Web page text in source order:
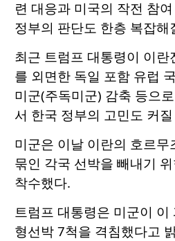
련 대응과 미국의 작전 참
정부의 판단도 한층 복잡해
최근 트럼프 대통령이 이란
를 외면한 독일 포함 유럽
미군(주독미군) 감축 등으
서 한국 정부의 고민도 커
미군은 이날 이란의 호르무
묶인 각국 선박을 빼내기
착수했다.
트럼프 대통령은 미군이 이
형선박 7척을 격침했다고